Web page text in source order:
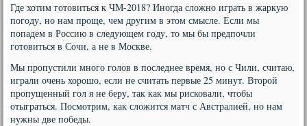
Где хотим готовиться к ЧМ-2018? Иногда сложно играть в жаркую
погоду, но нам проще, чем другим в этом смысле. Если мы
попадем в Россию в следующем году, то мы бы предпочли
готовиться в Сочи, а не в Москве.
Мы пропустили много голов в последнее время, но с Чили, считаю,
играли очень хорошо, если не считать первые 25 минут. Второй
пропущенный гол я не беру, так как мы рисковали, чтобы
отыграться. Посмотрим, как сложится матч с Австралией, но нам
нужны две победы.